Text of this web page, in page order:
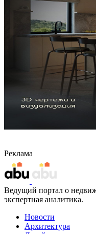
Реклама
Ведущий портал о
экспертная аналитика.
Новости
Архитектура